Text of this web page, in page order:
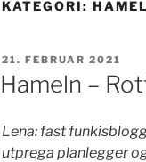
KATEGORI:
PUBLISERT
21. FEBRUAR 2021
Hameln –
Lena: fast
utprega planlegger